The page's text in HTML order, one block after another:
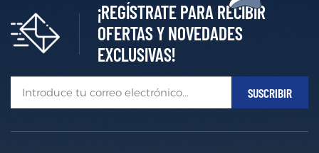
¡REGÍSTRATE PARA RECIBIR
OFERTAS Y NOVEDADES
EXCLUSIVAS!